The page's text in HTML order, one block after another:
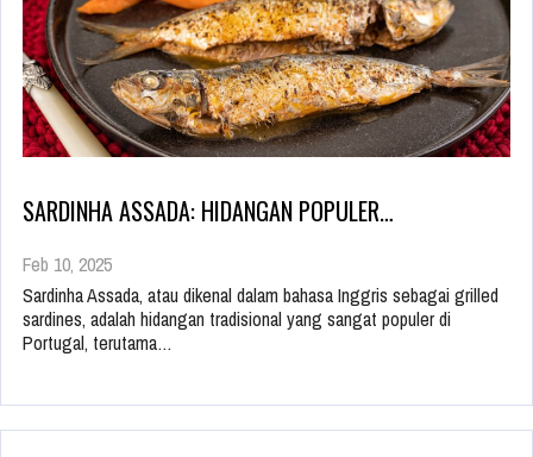
SARDINHA ASSADA: HIDANGAN POPULER…
Feb 10, 2025
Sardinha Assada, atau dikenal dalam bahasa Inggris sebagai grilled
sardines, adalah hidangan tradisional yang sangat populer di
Portugal, terutama…